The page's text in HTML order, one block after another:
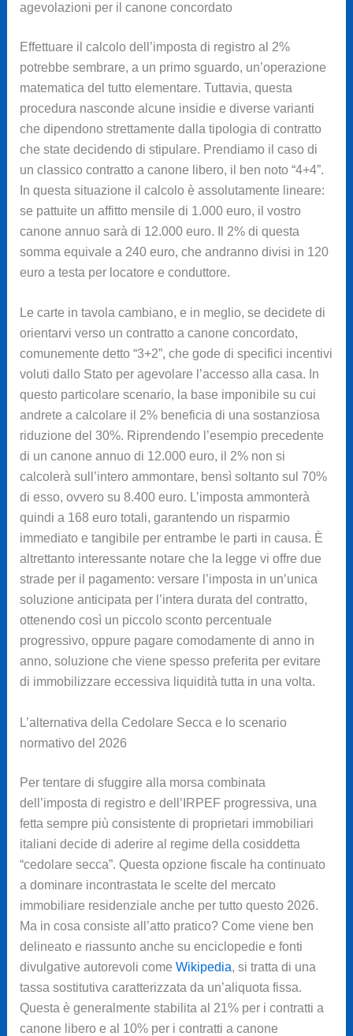
agevolazioni per il canone concordato
Effettuare il calcolo dell’imposta di registro al 2%
potrebbe sembrare, a un primo sguardo, un’operazione
matematica del tutto elementare. Tuttavia, questa
procedura nasconde alcune insidie e diverse varianti
che dipendono strettamente dalla tipologia di contratto
che state decidendo di stipulare. Prendiamo il caso di
un classico contratto a canone libero, il ben noto “4+4”.
In questa situazione il calcolo è assolutamente lineare:
se pattuite un affitto mensile di 1.000 euro, il vostro
canone annuo sarà di 12.000 euro. Il 2% di questa
somma equivale a 240 euro, che andranno divisi in 120
euro a testa per locatore e conduttore.
Le carte in tavola cambiano, e in meglio, se decidete di
orientarvi verso un contratto a canone concordato,
comunemente detto “3+2”, che gode di specifici incentivi
voluti dallo Stato per agevolare l’accesso alla casa. In
questo particolare scenario, la base imponibile su cui
andrete a calcolare il 2% beneficia di una sostanziosa
riduzione del 30%. Riprendendo l’esempio precedente
di un canone annuo di 12.000 euro, il 2% non si
calcolerà sull’intero ammontare, bensì soltanto sul 70%
di esso, ovvero su 8.400 euro. L’imposta ammonterà
quindi a 168 euro totali, garantendo un risparmio
immediato e tangibile per entrambe le parti in causa. È
altrettanto interessante notare che la legge vi offre due
strade per il pagamento: versare l’imposta in un’unica
soluzione anticipata per l’intera durata del contratto,
ottenendo così un piccolo sconto percentuale
progressivo, oppure pagare comodamente di anno in
anno, soluzione che viene spesso preferita per evitare
di immobilizzare eccessiva liquidità tutta in una volta.
L’alternativa della Cedolare Secca e lo scenario
normativo del 2026
Per tentare di sfuggire alla morsa combinata
dell’imposta di registro e dell’IRPEF progressiva, una
fetta sempre più consistente di proprietari immobiliari
italiani decide di aderire al regime della cosiddetta
“cedolare secca”. Questa opzione fiscale ha continuato
a dominare incontrastata le scelte del mercato
immobiliare residenziale anche per tutto questo 2026.
Ma in cosa consiste all’atto pratico? Come viene ben
delineato e riassunto anche su enciclopedie e fonti
divulgative autorevoli come Wikipedia, si tratta di una
tassa sostitutiva caratterizzata da un’aliquota fissa.
Questa è generalmente stabilita al 21% per i contratti a
canone libero e al 10% per i contratti a canone